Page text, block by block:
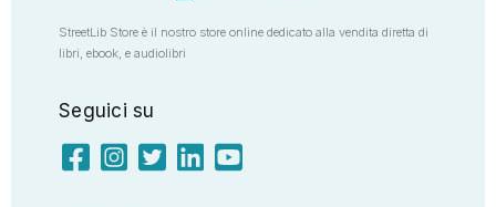
StreetLib Store è il nostro store online dedicato alla vendita diretta di
libri, ebook, e audiolibri
Seguici su